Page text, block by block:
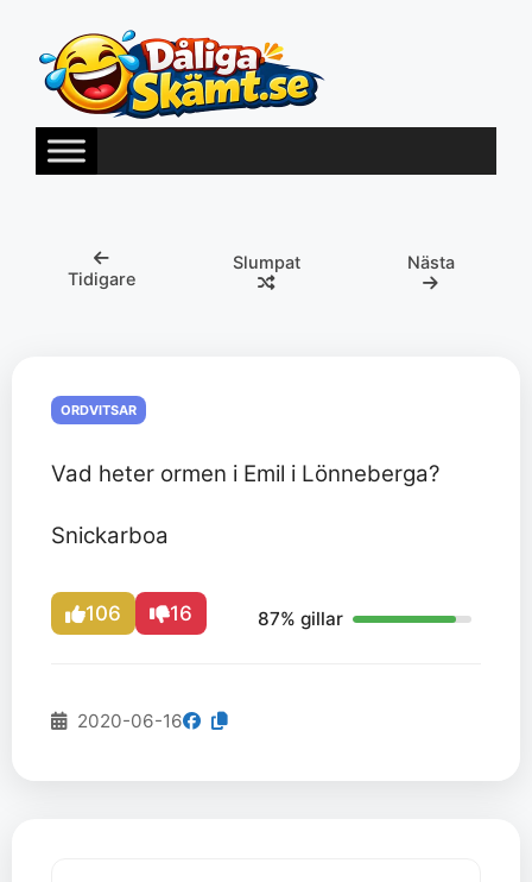
innehåll
Tidigare
Slumpat Nästa
ORDVITSAR
Vad heter ormen i Emil i Lönneberga?
Snickarboa
106 16 87% gillar
2020-06-16